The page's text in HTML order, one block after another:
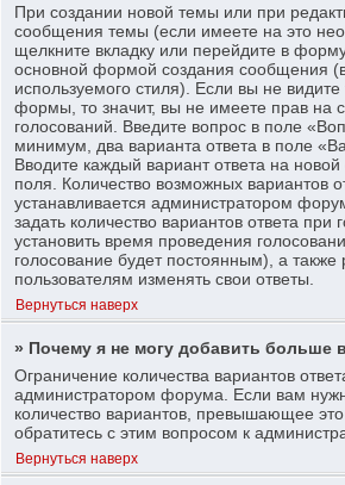
При создании новой темы или при
сообщения темы (если имеете на это
щелкните вкладку или перейдите в
основной формой создания сообщения
используемого стиля). Если вы не видите
формы, то значит, вы не имеете прав на
голосований. Введите вопрос в поле
минимум, два варианта ответа в поле
Вводите каждый вариант ответа на новой
поля. Количество возможных вариантов
устанавливается администратором
задать количество вариантов ответа при
установить время проведения
голосование будет постоянным), а также
пользователям изменять свои ответы.
Вернуться наверх
» Почему я не могу добавить больше
Ограничение количества вариантов
администратором форума. Если вам
количество вариантов, превышающее
обратитесь с этим вопросом к
Вернуться наверх